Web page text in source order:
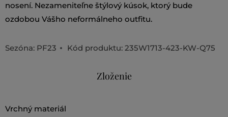
nosení. Nezameniteľne štýlový kúsok, ktorý bude
ozdobou Vášho neformálneho outfitu.
Sezóna: PF23 Kód produktu: 235W1713-423-KW-Q75
Zloženie
vrchný materiál